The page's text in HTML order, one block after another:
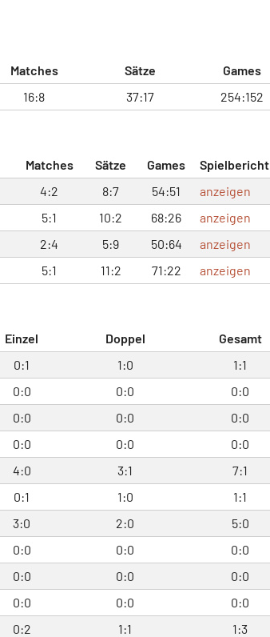
Matches Sätze
Games
16:8 37:17 254:152
Matches Sätze Games
Spielbericht
4:2 8:7 54:51
anzeigen
5:1 10:2 68:26
anzeigen
2:4 5:9 50:64
anzeigen
5:1 11:2 71:22 anzeigen
Einzel Doppel
Gesamt
0:1 1:0
1:1
0:0 0:0
0:0
0:0 0:0
0:0
0:0 0:0
0:0
4:0 3:1
7:1
0:1 1:0
1:1
3:0 2:0
5:0
0:0 0:0
0:0
0:0 0:0
0:0
0:0 0:0
0:0
0:2 1:1
1:3